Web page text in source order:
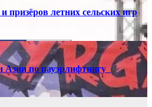
призёров летних сельских игр
Азии по пауэрлифтингу